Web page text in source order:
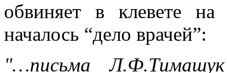
обвиняет в клевете
началось “дело врачей”:
"…письма Л.Ф.Тимашук